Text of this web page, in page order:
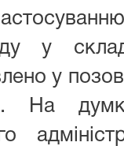
у
у
На